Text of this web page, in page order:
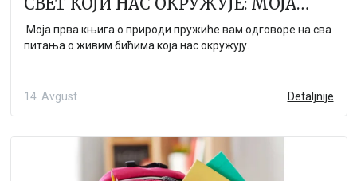
ПРВА КЊИГА О ПРИРОДИ
Моја прва књига о природи пружиће вам одговоре на сва
питања о живим бићима која нас окружују.
14. Avgust Detaljnije